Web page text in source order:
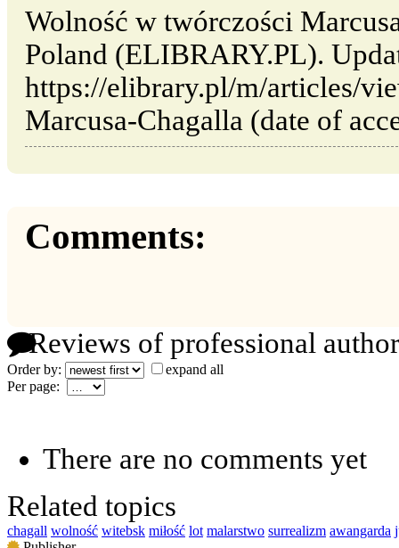
Wolność w twórczości
Poland (ELIBRARY.PL).
https://elibrary.pl/m/articles/
Marcusa-Chagalla (date of
Comments:
Reviews of professional
Order by:
expand all
Per page:
There are no comments yet
Related topics
chagall wolność witebsk miłość lot malarstwo surrealizm awangarda